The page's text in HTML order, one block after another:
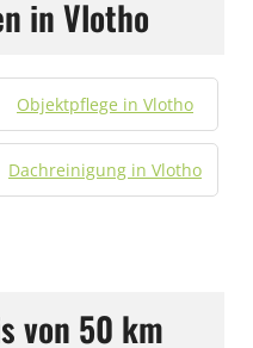
in Vlotho
Objektpflege in Vlotho
Dachreinigung in Vlotho
von 50 km